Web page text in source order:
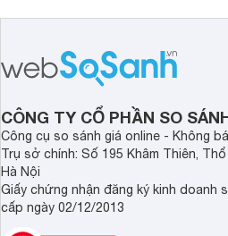
nghệ bù ẩm của máy sưởi Sharp.
Cùng Websosanh.vn đi tìm hiểu về
công nghệ bù ẩm trong máy sưởi
Sharp nhé.
CÔNG TY CỔ PHẦN SO
Công cụ so sánh giá online - Không
Trụ sở chính: Số 195 Khâm Thiên,
Hà Nội
Giấy chứng nhận đăng ký kinh doanh
cấp ngày 02/12/2013